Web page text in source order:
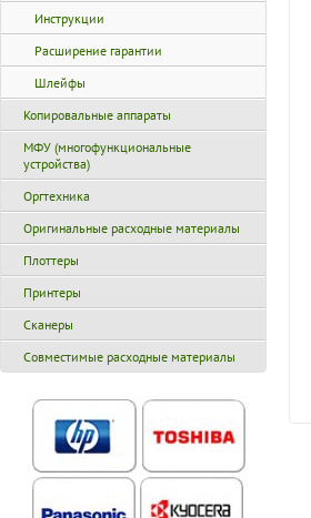
Инструкции
Расширение гарантии
Шлейфы
Копировальные аппараты
МФУ (многофункциональные
устройства)
Оргтехника
Оригинальные расходные материалы
Плоттеры
Принтеры
Сканеры
Совместимые расходные материалы